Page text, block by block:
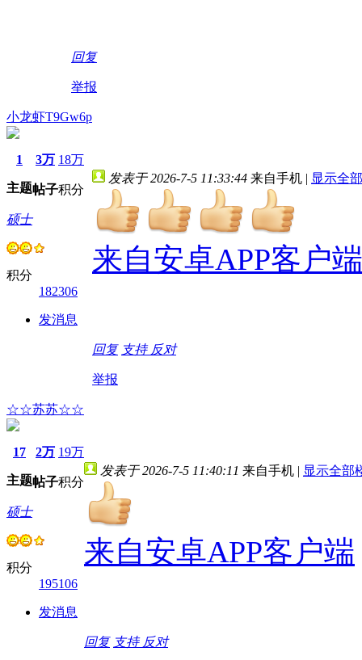
回复
举报
小龙虾T9Gw6p
1
主题
3万
帖子
18万
积分
硕士
积分
182306
发消息
发表于 2026-7-5 11:33:44 来自手机 | 显示全
来自安卓APP客户端
回复 支持 反对
举报
☆☆苏苏☆☆
17
主题
2万
帖子
19万
积分
硕士
积分
195106
发消息
发表于 2026-7-5 11:40:11 来自手机 | 显示全部
来自安卓APP客户端
回复 支持 反对